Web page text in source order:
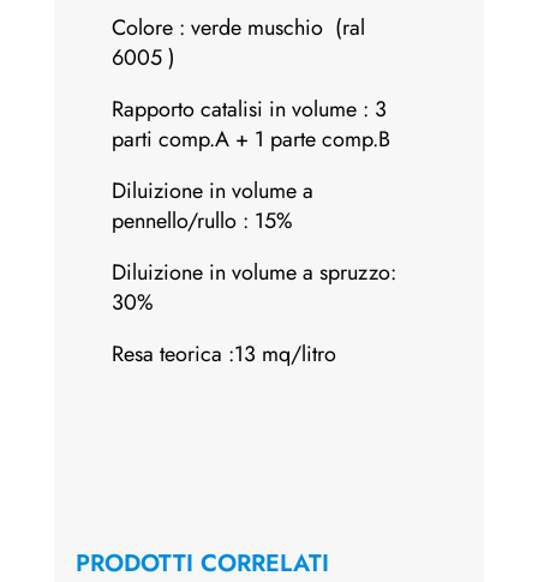
Colore : verde muschio (ral
6005 )
Rapporto catalisi in volume : 3
parti comp.A + 1 parte comp.B
Diluizione in volume a
pennello/rullo : 15%
Diluizione in volume a spruzzo:
30%
Resa teorica :13 mq/litro
PRODOTTI CORRELATI